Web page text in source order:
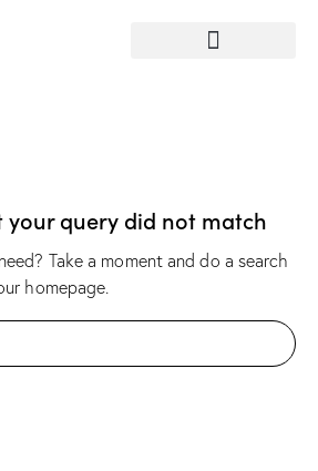
your query did not match
Take a moment and do a search
homepage.